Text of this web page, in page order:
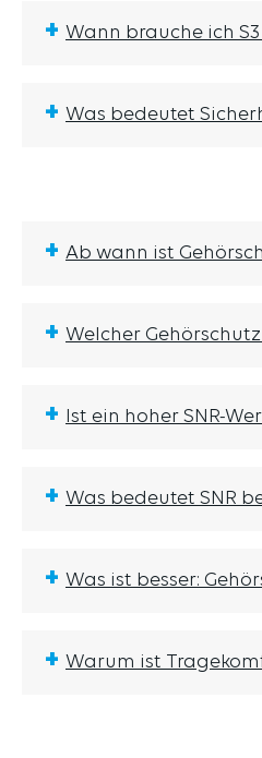
+ Wann brauche ich
+ Was bedeutet
+ Ab wann ist
+ Welcher
+ Ist ein hoher SNR-
+ Was bedeutet SNR
+ Was ist besser:
+ Warum ist